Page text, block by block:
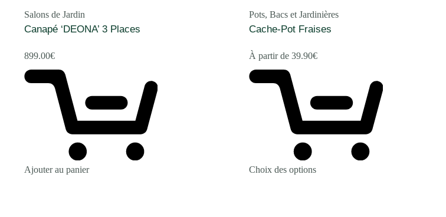
Salons de Jardin
Canapé ‘DEONA’ 3 Places
899.00€
Ajouter au panier
Pots, Bacs et Jardinières
Cache-Pot Fraises
À partir de39.90€
Choix des options